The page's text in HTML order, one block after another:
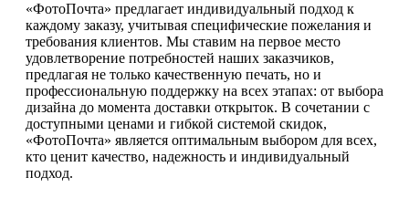
«ФотоПочта» предлагает индивидуальный подход к
каждому заказу, учитывая специфические пожелания и
требования клиентов. Мы ставим на первое место
удовлетворение потребностей наших заказчиков,
предлагая не только качественную печать, но и
профессиональную поддержку на всех этапах: от выбора
дизайна до момента доставки открыток. В сочетании с
доступными ценами и гибкой системой скидок,
«ФотоПочта» является оптимальным выбором для всех,
кто ценит качество, надежность и индивидуальный
подход.